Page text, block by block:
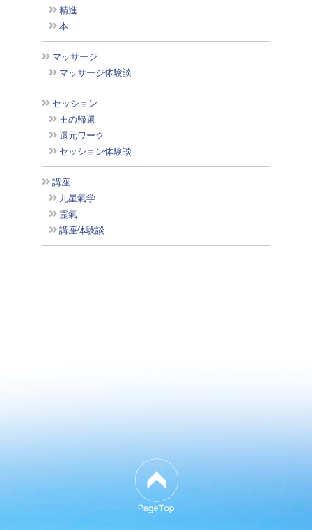
精進
本
マッサージ
マッサージ体験談
セッション
王の帰還
還元ワーク
セッション体験談
講座
九星氣学
霊氣
講座体験談